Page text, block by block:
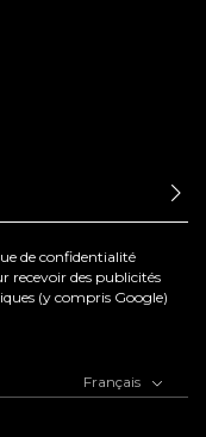
de confidentialité
recevoir des publicités
(y compris Google)
Français